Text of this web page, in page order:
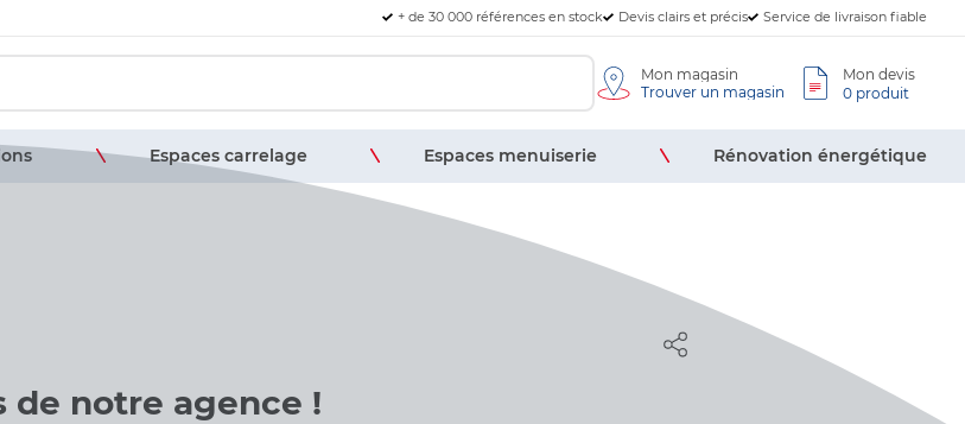
+ de 30 000 références en stock Devis clairs et précis Service de livraison fiable
Mon magasin
Trouver un magasin
Mon devis
0 produit
Espaces carrelage Espaces menuiserie Rénovation énergétique
de notre agence !